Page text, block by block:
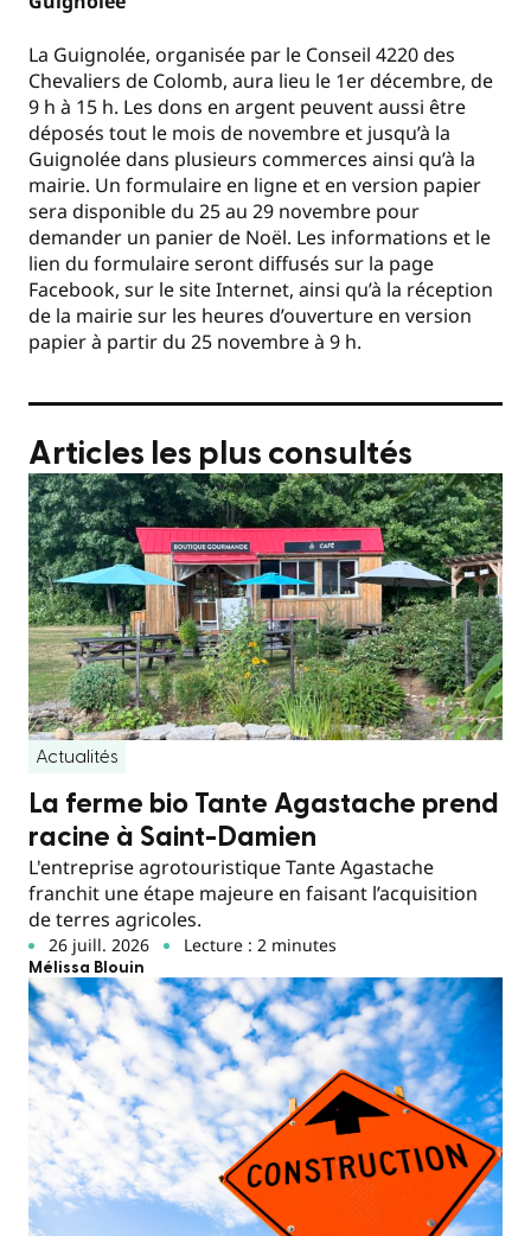
La Guignolée, organisée par le Conseil 4220 des
Chevaliers de Colomb, aura lieu le 1er décembre, de
9 h à 15 h. Les dons en argent peuvent aussi être
déposés tout le mois de novembre et jusqu’à la
Guignolée dans plusieurs commerces ainsi qu’à la
mairie. Un formulaire en ligne et en version papier
sera disponible du 25 au 29 novembre pour
demander un panier de Noël. Les informations et le
lien du formulaire seront diffusés sur la page
Facebook, sur le site Internet, ainsi qu’à la réception
de la mairie sur les heures d’ouverture en version
papier à partir du 25 novembre à 9 h.
Articles les plus consultés
Actualités
La ferme bio Tante Agastache prend
racine à Saint-Damien
L'entreprise agrotouristique Tante Agastache
franchit une étape majeure en faisant l’acquisition
de terres agricoles.
26 juill. 2026 Lecture : 2 minutes
Mélissa Blouin